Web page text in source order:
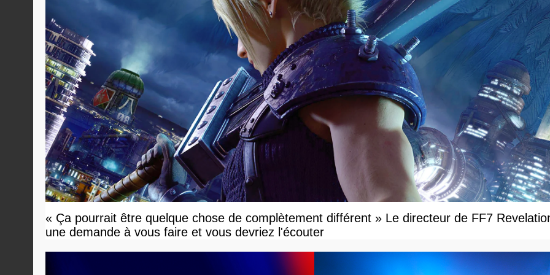
« Ça pourrait être quelque chose de complètement différent » Le directeur de FF7
une demande à vous faire et vous devriez l'écouter